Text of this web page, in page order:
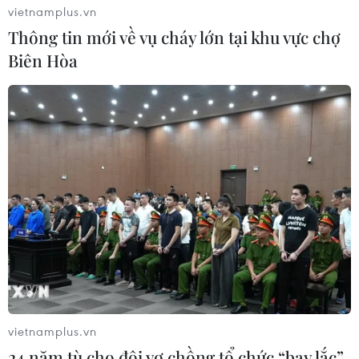
02/08/2026 01:47
Malaysia: "Voi chiến" thị uy
sức mạnh tại thánh địa
Rajamangala
01/08/2026 09:27
Đối ngoại phải phát huy
vai trò tiên phong, tham
mưu đúng, hành động kịp
thời
01/08/2026 08:41
vietnamplus.vn
Thông tin mới về vụ cháy lớn tại khu vực chợ
Biên Hòa
vietnamplus.vn